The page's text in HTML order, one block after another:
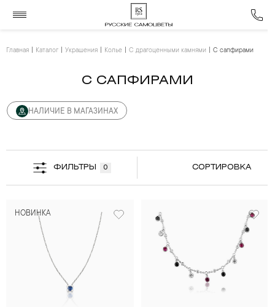
Главная Каталог Украшения Колье С драгоценными камнями С сапфирами
С САПФИРАМИ
НАЛИЧИЕ В МАГАЗИНАХ
ФИЛЬТРЫ 0 СОРТИРОВКА
НОВИНКА